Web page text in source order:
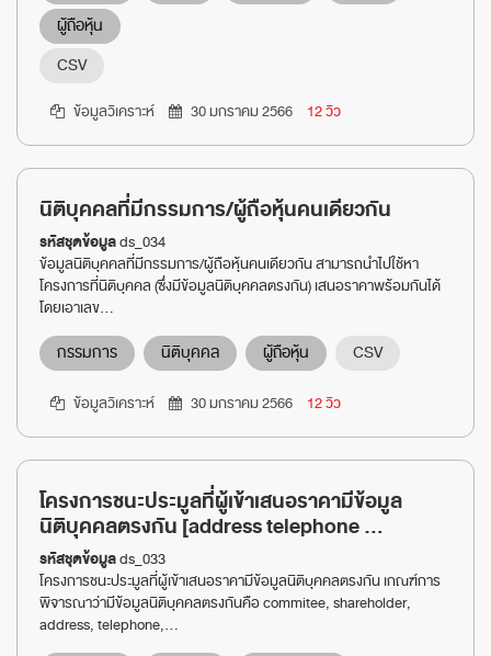
ผู้ถือหุ้น
CSV
ข้อมูลวิเคราะห์ 30 มกราคม 2566 12 วิว
นิติบุคคลที่มีกรรมการ/ผู้ถือหุ้นคนเดียวกัน
รหัสชุดข้อมูลds_034
ข้อมูลนิติบุคคลที่มีกรรมการ/ผู้ถือหุ้นคนเดียวกัน สามารถนำไปใช้หา
โครงการที่นิติบุคคล (ซึ่งมีข้อมูลนิติบุคคลตรงกัน) เสนอราคาพร้อมกันได้
โดยเอาเลข...
กรรมการ นิติบุคคล ผู้ถือหุ้น CSV
ข้อมูลวิเคราะห์ 30 มกราคม 2566 12 วิว
โครงการชนะประมูลที่ผู้เข้าเสนอราคามีข้อมูล
นิติบุคคลตรงกัน [address telephone ...
รหัสชุดข้อมูลds_033
โครงการชนะประมูลที่ผู้เข้าเสนอราคามีข้อมูลนิติบุคคลตรงกัน เกณฑ์การ
พิจารณาว่ามีข้อมูลนิติบุคคลตรงกันคือ commitee, shareholder,
address, telephone,...